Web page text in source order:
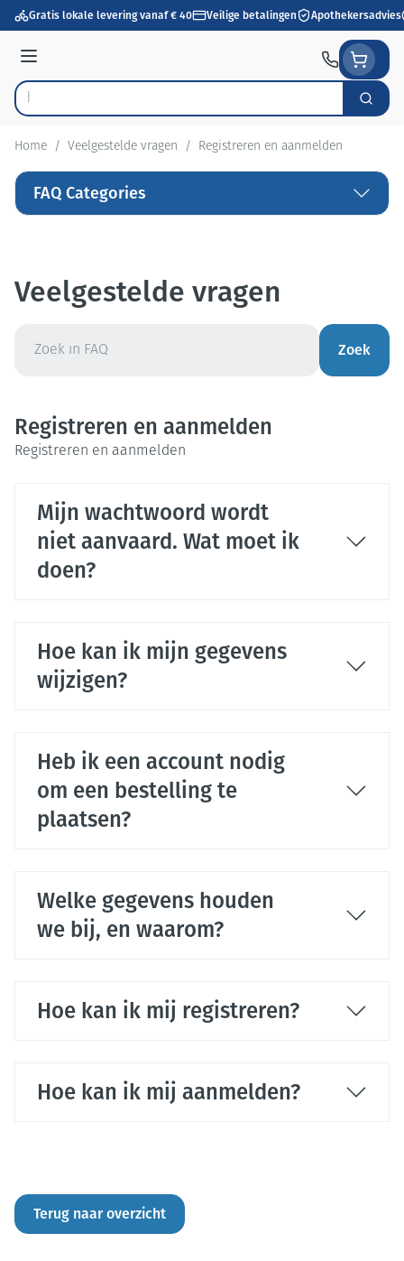
Ga naar de inhoud
Gratis lokale levering vanaf € 40 Veilige betalingen Apothekersadvies
Menu
Product, merk, categorie... Zoek
Home / Veelgestelde vragen / Registreren en aanmelden
FAQ Categories
Veelgestelde vragen
Zoek
Zoek
Registreren en aanmelden
Registreren en aanmelden
Mijn wachtwoord wordt
niet aanvaard. Wat moet ik
doen?
Hoe kan ik mijn gegevens
wijzigen?
Heb ik een account nodig
om een bestelling te
plaatsen?
Welke gegevens houden
we bij, en waarom?
Hoe kan ik mij registreren?
Hoe kan ik mij aanmelden?
Terug naar overzicht